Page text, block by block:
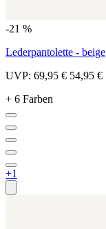
-21 %
Lederpantolette - beige
UVP: 69,95 € 54,95 €
+ 6 Farben
+1